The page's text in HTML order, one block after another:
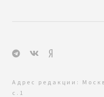
Адрес редакции:
с.1